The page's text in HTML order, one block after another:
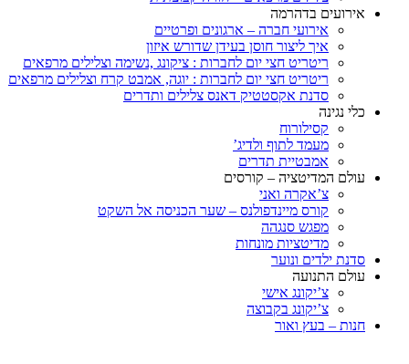
אירועים בדהרמה
אירועי חברה – ארגונים ופרטיים
איך ליצור חוסן בעידן שדורש איזון
ריטריט חצי יום לחברות : ציקונג ,נשימה וצלילים מרפאים
ריטריט חצי יום לחברות : יוגה, אמבט קרח וצלילים מרפאים
סדנת אקסטטיק דאנס צלילים ותדרים
כלי נגינה
קסילורוח
מעמד לתוף ולדיג’
אמבטיית תדרים
עולם המדיטציה – קורסים
צ’אקרה ואני
קורס מיינדפולנס – שער הכניסה אל השקט
מפגש סנגהה
מדיטציות מונחות
סדנת ילדים ונוער
עולם התנועה
צ’יקונג אישי
צ’יקונג בקבוצה
חנות – בעץ ואור